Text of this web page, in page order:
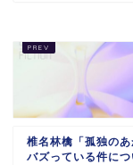
椎名林檎「孤独の
バズっている件に